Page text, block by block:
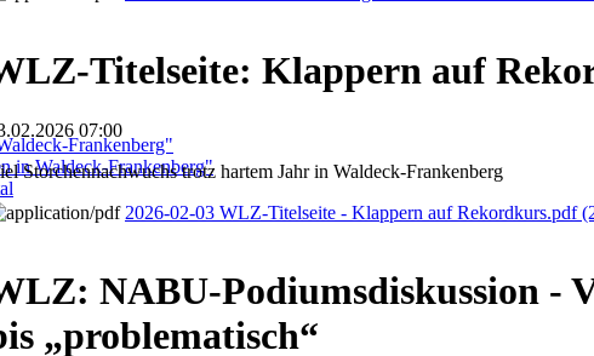
Frankenberg"
in Waldeck-Frankenberg"
Titelseite: Klappern auf
07:00
Storchennachwuchs trotz hartem Jahr in Waldeck-Frankenberg
2026-02-03 WLZ-Titelseite - Klappern auf Rekordkurs.pdf
NABU-Podiumsdiskussion -
„problematisch“